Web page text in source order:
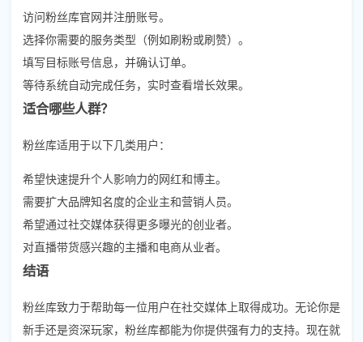
访问粉丝库官网并注册账号。
选择你需要的服务类型（例如刷粉或刷赞）。
填写目标账号信息，并确认订单。
等待系统自动完成任务，实时查看增长效果。
适合哪些人群？
粉丝库适用于以下几类用户：
希望快速提升个人影响力的网红和博主。
需要扩大品牌知名度的企业主和营销人员。
希望通过社交媒体获得更多曝光的创业者。
对直播带货感兴趣的主播和电商从业者。
结语
粉丝库致力于帮助每一位用户在社交媒体上取得成功。无论你是
新手还是资深玩家，粉丝库都能为你提供强有力的支持。现在就